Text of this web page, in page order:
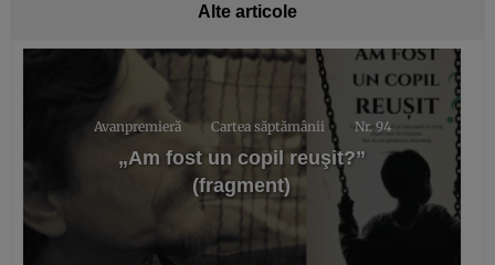
Alte articole
Avanpremieră Cartea săptămânii Nr. 94
„Am fost un copil reuşit?”
(fragment)